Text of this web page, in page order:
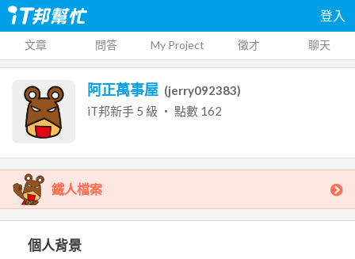
登入
文章 問答 My Project 徵才 聊天
阿正萬事屋 (jerry092383)
iT邦新手 5 級 ‧ 點數 162
鐵人檔案
個人背景